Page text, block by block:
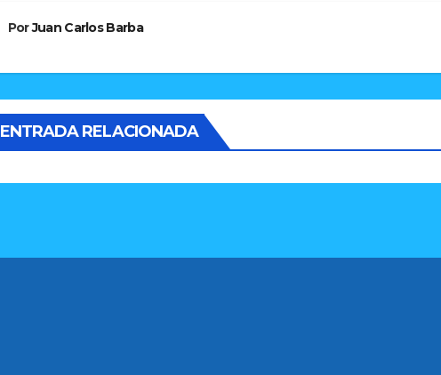
entradas
PorJuan Carlos Barba
ENTRADA RELACIONADA